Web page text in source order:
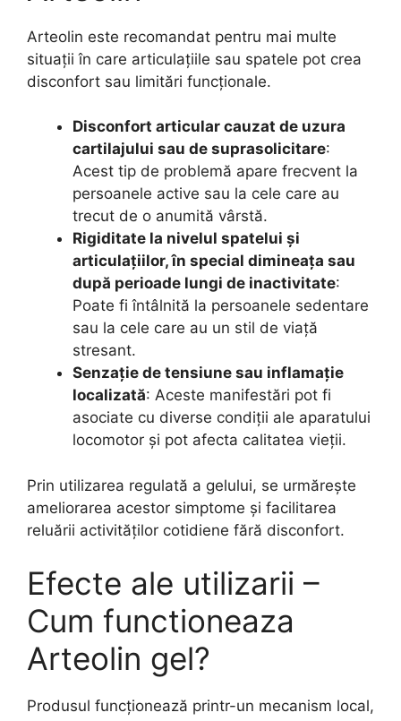
Arteolin este recomandat pentru mai multe
situații în care articulațiile sau spatele pot crea
disconfort sau limitări funcționale.
Disconfort articular cauzat de uzura
cartilajului sau de suprasolicitare:
Acest tip de problemă apare frecvent la
persoanele active sau la cele care au
trecut de o anumită vârstă.
Rigiditate la nivelul spatelui și
articulațiilor, în special dimineața sau
după perioade lungi de inactivitate:
Poate fi întâlnită la persoanele sedentare
sau la cele care au un stil de viață
stresant.
Senzație de tensiune sau inflamație
localizată: Aceste manifestări pot fi
asociate cu diverse condiții ale aparatului
locomotor și pot afecta calitatea vieții.
Prin utilizarea regulată a gelului, se urmărește
ameliorarea acestor simptome și facilitarea
reluării activităților cotidiene fără disconfort.
Efecte ale utilizarii –
Cum functioneaza
Arteolin gel?
Produsul funcționează printr-un mecanism local,